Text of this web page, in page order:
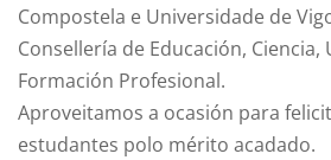
Compostela e Universidade de
Consellería de Educación, Ciencia,
Formación Profesional.
Aproveitamos a ocasión para
estudantes polo mérito acadado.